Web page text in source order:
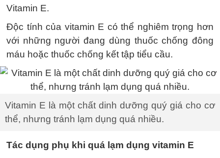
Vitamin E.
Độc tính của vitamin E có thể nghiêm trọng hơn
với những người đang dùng thuốc chống đông
máu hoặc thuốc chống kết tập tiểu cầu.
Vitamin E là một chất dinh dưỡng quý giá cho cơ
thể, nhưng tránh lạm dụng quá nhiều.
Tác dụng phụ khi quá lạm dụng vitamin E